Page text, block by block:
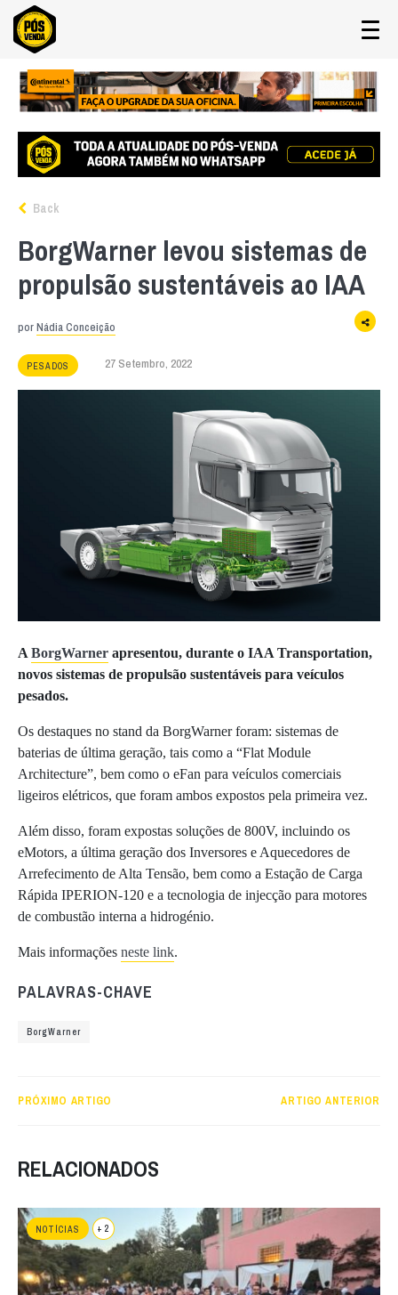
Back
BorgWarner levou sistemas de
propulsão sustentáveis ao IAA
porNádia Conceição
PESADOS 27 Setembro, 2022
A BorgWarner apresentou, durante o IAA Transportation,
novos sistemas de propulsão sustentáveis para veículos
pesados.
Os destaques no stand da BorgWarner foram: sistemas de
baterias de última geração, tais como a “Flat Module
Architecture”, bem como o eFan para veículos comerciais
ligeiros elétricos, que foram ambos expostos pela primeira vez.
Além disso, foram expostas soluções de 800V, incluindo os
eMotors, a última geração dos Inversores e Aquecedores de
Arrefecimento de Alta Tensão, bem como a Estação de Carga
Rápida IPERION-120 e a tecnologia de injecção para motores
de combustão interna a hidrogénio.
Mais informações neste link.
PALAVRAS-CHAVE
BorgWarner
PRÓXIMO ARTIGO ARTIGO ANTERIOR
RELACIONADOS
NOTÍCIAS + 2